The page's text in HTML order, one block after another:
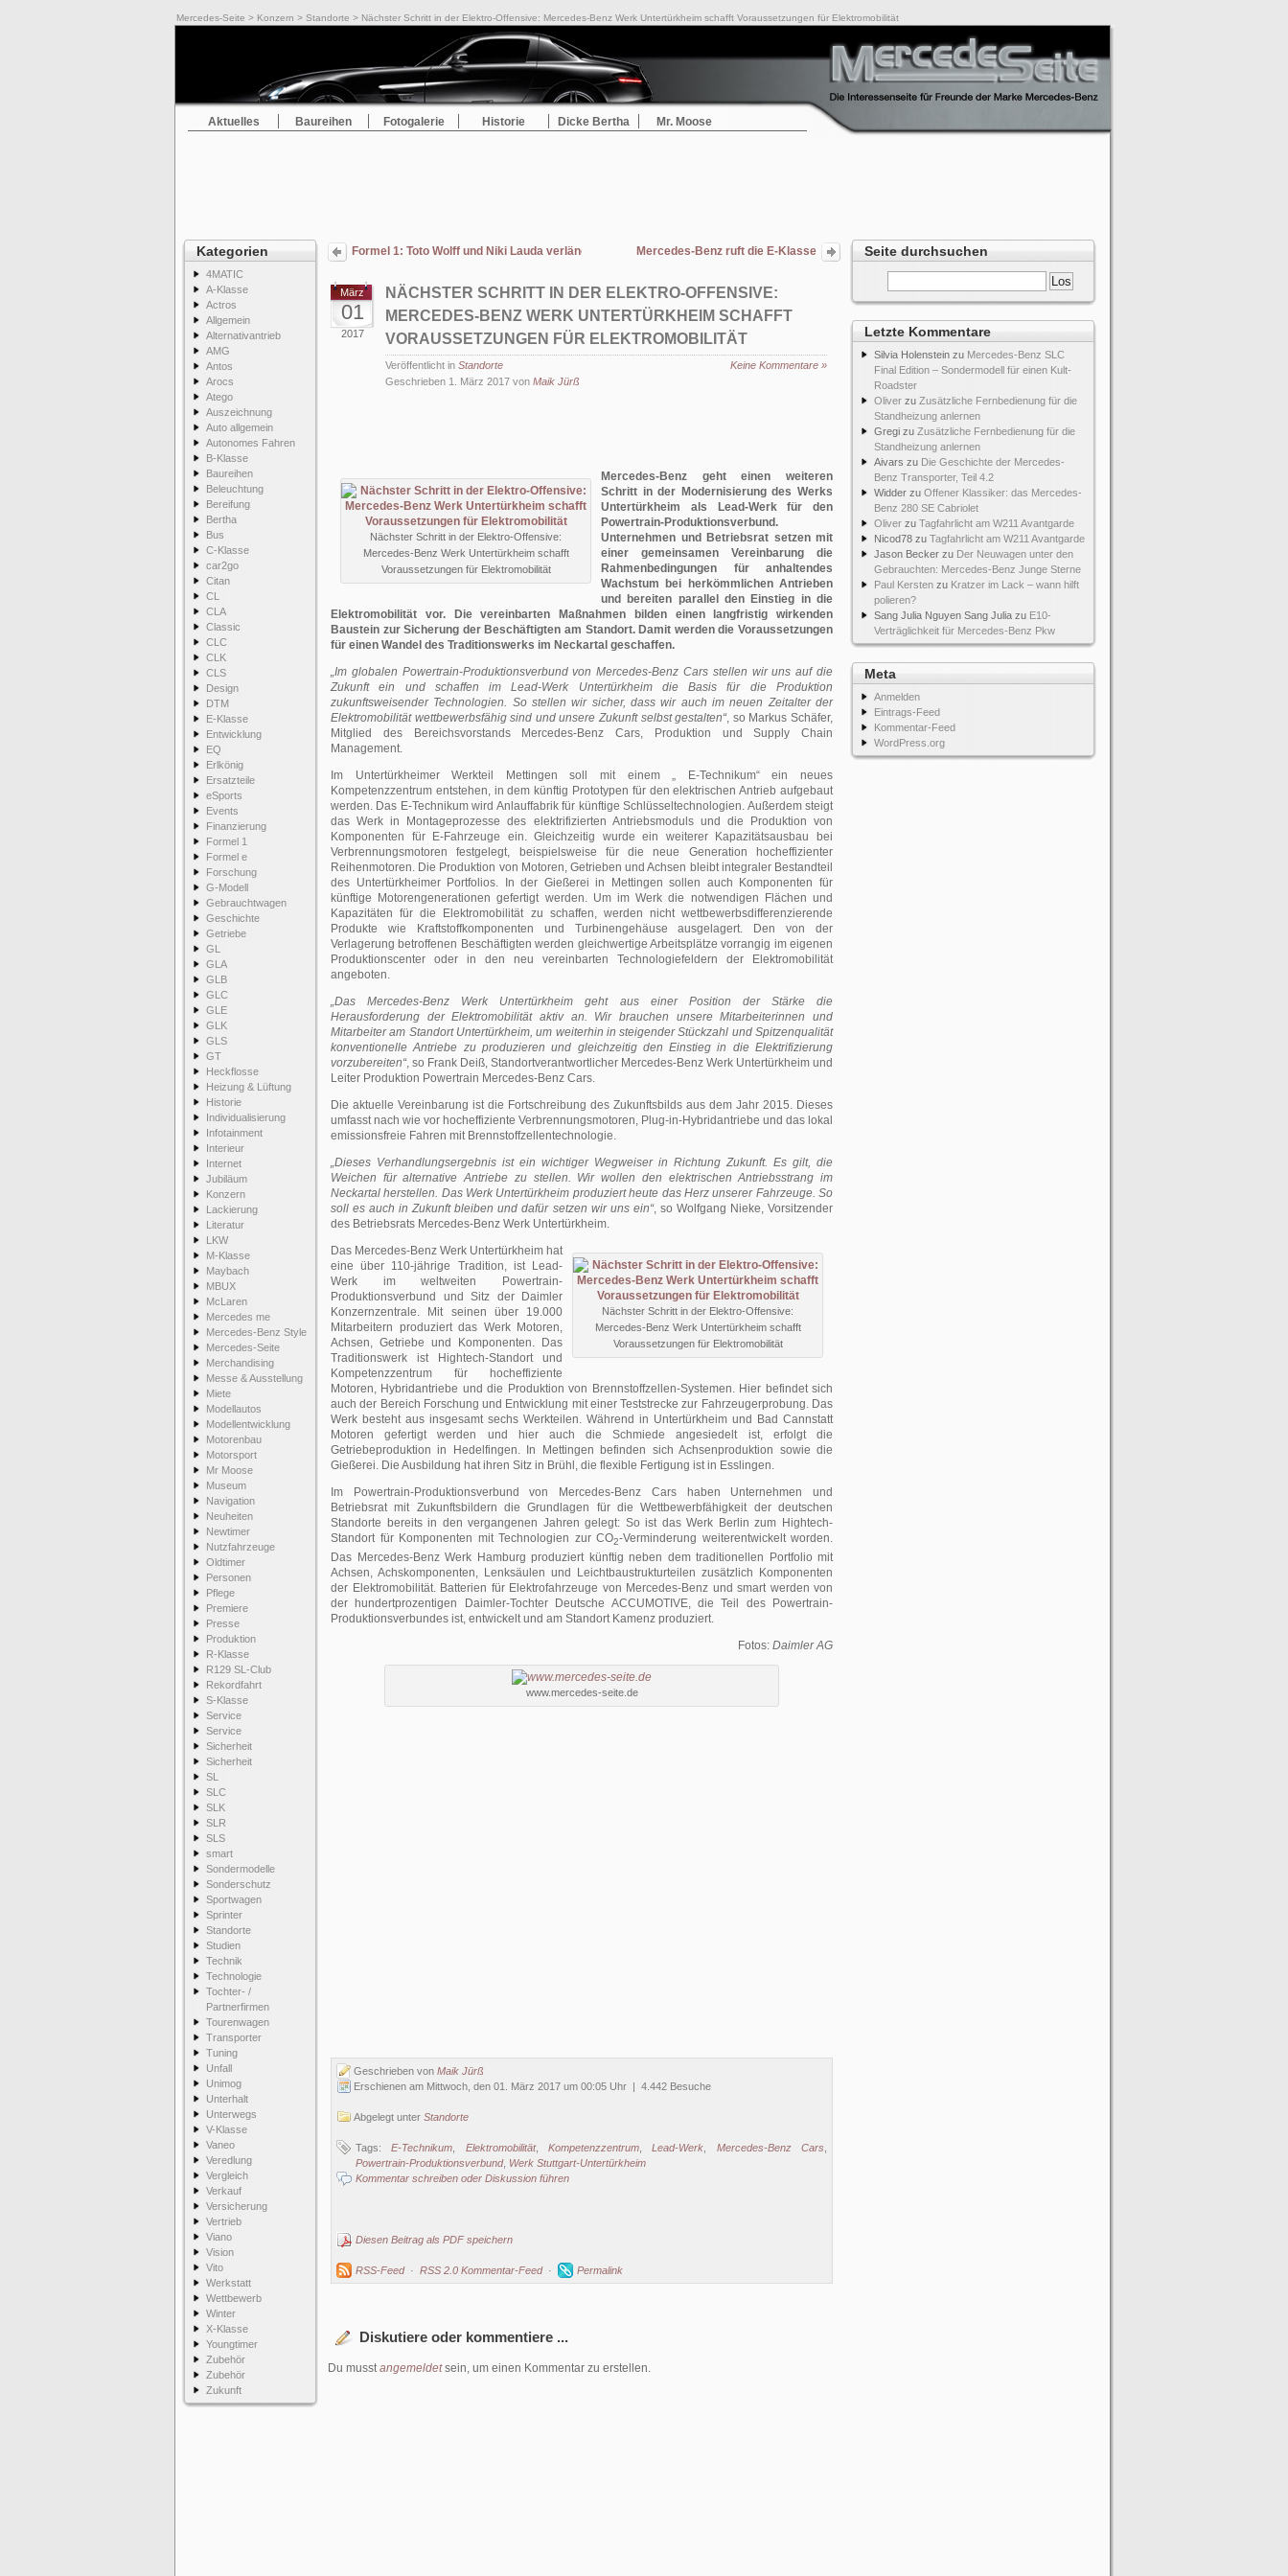
Mercedes-Seite > Konzern > Standorte > Nächster Schritt in der Elektro-Offensive: Mercedes-Benz Werk Untertürkheim schafft Voraussetzungen für Elektromobilität
Aktuelles Baureihen Fotogalerie Historie Dicke Bertha Mr. Moose
Kategorien
4MATIC
A-Klasse
Actros
Allgemein
Alternativantrieb
AMG
Antos
Arocs
Atego
Auszeichnung
Auto allgemein
Autonomes Fahren
B-Klasse
Baureihen
Beleuchtung
Bereifung
Bertha
Bus
C-Klasse
car2go
Citan
CL
CLA
Classic
CLC
CLK
CLS
Design
DTM
E-Klasse
Entwicklung
EQ
Erlkönig
Ersatzteile
eSports
Events
Finanzierung
Formel 1
Formel e
Forschung
G-Modell
Gebrauchtwagen
Geschichte
Getriebe
GL
GLA
GLB
GLC
GLE
GLK
GLS
GT
Heckflosse
Heizung & Lüftung
Historie
Individualisierung
Infotainment
Interieur
Internet
Jubiläum
Konzern
Lackierung
Literatur
LKW
M-Klasse
Maybach
MBUX
McLaren
Mercedes me
Mercedes-Benz Style
Mercedes-Seite
Merchandising
Messe & Ausstellung
Miete
Modellautos
Modellentwicklung
Motorenbau
Motorsport
Mr Moose
Museum
Navigation
Neuheiten
Newtimer
Nutzfahrzeuge
Oldtimer
Personen
Pflege
Premiere
Presse
Produktion
R-Klasse
R129 SL-Club
Rekordfahrt
S-Klasse
Service
Service
Sicherheit
Sicherheit
SL
SLC
SLK
SLR
SLS
smart
Sondermodelle
Sonderschutz
Sportwagen
Sprinter
Standorte
Studien
Technik
Technologie
Tochter- /
Partnerfirmen
Tourenwagen
Transporter
Tuning
Unfall
Unimog
Unterhalt
Unterwegs
V-Klasse
Vaneo
Veredlung
Vergleich
Verkauf
Versicherung
Vertrieb
Viano
Vision
Vito
Werkstatt
Wettbewerb
Winter
X-Klasse
Youngtimer
Zubehör
Zubehör
Zukunft
Seite durchsuchen
Letzte Kommentare
Silvia Holenstein zu Mercedes-Benz SLC
Final Edition – Sondermodell für einen Kult-
Roadster
Oliver zu Zusätzliche Fernbedienung für die
Standheizung anlernen
Gregi zu Zusätzliche Fernbedienung für die
Standheizung anlernen
Aivars zu Die Geschichte der Mercedes-
Benz Transporter, Teil 4.2
Widder zu Offener Klassiker: das Mercedes-
Benz 280 SE Cabriolet
Oliver zu Tagfahrlicht am W211 Avantgarde
Nicod78 zu Tagfahrlicht am W211 Avantgarde
Jason Becker zu Der Neuwagen unter den
Gebrauchten: Mercedes-Benz Junge Sterne
Paul Kersten zu Kratzer im Lack – wann hilft
polieren?
Sang Julia Nguyen Sang Julia zu E10-
Verträglichkeit für Mercedes-Benz Pkw
Meta
Anmelden
Eintrags-Feed
Kommentar-Feed
WordPress.org
Formel 1: Toto Wolff und Niki Lauda verlängern Verträge mit dem Weltmeister-Team bis Ende 2020
Mercedes-Benz ruft die E-Klasse
(C207) und die C-Klasse (W205/S205) in
März
01
2017
NÄCHSTER SCHRITT IN DER ELEKTRO-OFFENSIVE:
MERCEDES-BENZ WERK UNTERTÜRKHEIM SCHAFFT
VORAUSSETZUNGEN FÜR ELEKTROMOBILITÄT
Veröffentlicht in Standorte
Keine Kommentare »
Geschrieben 1. März 2017 von Maik Jürß
Nächster Schritt in der Elektro-Offensive:
Mercedes-Benz Werk Untertürkheim schafft
Voraussetzungen für Elektromobilität
Mercedes-Benz geht einen weiteren
Schritt in der Modernisierung des Werks
Untertürkheim als Lead-Werk für den
Powertrain-Produktionsverbund.
Unternehmen und Betriebsrat setzen mit
einer gemeinsamen Vereinbarung die
Rahmenbedingungen für anhaltendes
Wachstum bei herkömmlichen Antrieben
und bereiten parallel den Einstieg in die
Elektromobilität vor. Die vereinbarten Maßnahmen bilden einen langfristig wirkenden
Baustein zur Sicherung der Beschäftigten am Standort. Damit werden die Voraussetzungen
für einen Wandel des Traditionswerks im Neckartal geschaffen.
„Im globalen Powertrain-Produktionsverbund von Mercedes-Benz Cars stellen wir uns auf die
Zukunft ein und schaffen im Lead-Werk Untertürkheim die Basis für die Produktion
zukunftsweisender Technologien. So stellen wir sicher, dass wir auch im neuen Zeitalter der
Elektromobilität wettbewerbsfähig sind und unsere Zukunft selbst gestalten“, so Markus Schäfer,
Mitglied des Bereichsvorstands Mercedes-Benz Cars, Produktion und Supply Chain
Management.
Im Untertürkheimer Werkteil Mettingen soll mit einem „ E-Technikum“ ein neues
Kompetenzzentrum entstehen, in dem künftig Prototypen für den elektrischen Antrieb aufgebaut
werden. Das E-Technikum wird Anlauffabrik für künftige Schlüsseltechnologien. Außerdem steigt
das Werk in Montageprozesse des elektrifizierten Antriebsmoduls und die Produktion von
Komponenten für E-Fahrzeuge ein. Gleichzeitig wurde ein weiterer Kapazitätsausbau bei
Verbrennungsmotoren festgelegt, beispielsweise für die neue Generation hocheffizienter
Reihenmotoren. Die Produktion von Motoren, Getrieben und Achsen bleibt integraler Bestandteil
des Untertürkheimer Portfolios. In der Gießerei in Mettingen sollen auch Komponenten für
künftige Motorengenerationen gefertigt werden. Um im Werk die notwendigen Flächen und
Kapazitäten für die Elektromobilität zu schaffen, werden nicht wettbewerbsdifferenzierende
Produkte wie Kraftstoffkomponenten und Turbinengehäuse ausgelagert. Den von der
Verlagerung betroffenen Beschäftigten werden gleichwertige Arbeitsplätze vorrangig im eigenen
Produktionscenter oder in den neu vereinbarten Technologiefeldern der Elektromobilität
angeboten.
„Das Mercedes-Benz Werk Untertürkheim geht aus einer Position der Stärke die
Herausforderung der Elektromobilität aktiv an. Wir brauchen unsere Mitarbeiterinnen und
Mitarbeiter am Standort Untertürkheim, um weiterhin in steigender Stückzahl und Spitzenqualität
konventionelle Antriebe zu produzieren und gleichzeitig den Einstieg in die Elektrifizierung
vorzubereiten“, so Frank Deiß, Standortverantwortlicher Mercedes-Benz Werk Untertürkheim und
Leiter Produktion Powertrain Mercedes-Benz Cars.
Die aktuelle Vereinbarung ist die Fortschreibung des Zukunftsbilds aus dem Jahr 2015. Dieses
umfasst nach wie vor hocheffiziente Verbrennungsmotoren, Plug-in-Hybridantriebe und das lokal
emissionsfreie Fahren mit Brennstoffzellentechnologie.
„Dieses Verhandlungsergebnis ist ein wichtiger Wegweiser in Richtung Zukunft. Es gilt, die
Weichen für alternative Antriebe zu stellen. Wir wollen den elektrischen Antriebsstrang im
Neckartal herstellen. Das Werk Untertürkheim produziert heute das Herz unserer Fahrzeuge. So
soll es auch in Zukunft bleiben und dafür setzen wir uns ein“, so Wolfgang Nieke, Vorsitzender
des Betriebsrats Mercedes-Benz Werk Untertürkheim.
Nächster Schritt in der Elektro-Offensive:
Mercedes-Benz Werk Untertürkheim schafft
Voraussetzungen für Elektromobilität
Das Mercedes-Benz Werk Untertürkheim hat
eine über 110-jährige Tradition, ist Lead-
Werk im weltweiten Powertrain-
Produktionsverbund und Sitz der Daimler
Konzernzentrale. Mit seinen über 19.000
Mitarbeitern produziert das Werk Motoren,
Achsen, Getriebe und Komponenten. Das
Traditionswerk ist Hightech-Standort und
Kompetenzzentrum für hocheffiziente
Motoren, Hybridantriebe und die Produktion von Brennstoffzellen-Systemen. Hier befindet sich
auch der Bereich Forschung und Entwicklung mit einer Teststrecke zur Fahrzeugerprobung. Das
Werk besteht aus insgesamt sechs Werkteilen. Während in Untertürkheim und Bad Cannstatt
Motoren gefertigt werden und hier auch die Schmiede angesiedelt ist, erfolgt die
Getriebeproduktion in Hedelfingen. In Mettingen befinden sich Achsenproduktion sowie die
Gießerei. Die Ausbildung hat ihren Sitz in Brühl, die flexible Fertigung ist in Esslingen.
Im Powertrain-Produktionsverbund von Mercedes-Benz Cars haben Unternehmen und
Betriebsrat mit Zukunftsbildern die Grundlagen für die Wettbewerbfähigkeit der deutschen
Standorte bereits in den vergangenen Jahren gelegt: So ist das Werk Berlin zum Hightech-
Standort für Komponenten mit Technologien zur CO2-Verminderung weiterentwickelt worden.
Das Mercedes-Benz Werk Hamburg produziert künftig neben dem traditionellen Portfolio mit
Achsen, Achskomponenten, Lenksäulen und Leichtbaustrukturteilen zusätzlich Komponenten
der Elektromobilität. Batterien für Elektrofahrzeuge von Mercedes-Benz und smart werden von
der hundertprozentigen Daimler-Tochter Deutsche ACCUMOTIVE, die Teil des Powertrain-
Produktionsverbundes ist, entwickelt und am Standort Kamenz produziert.
Fotos: Daimler AG
www.mercedes-seite.de
Geschrieben von Maik Jürß
Erschienen am Mittwoch, den 01. März 2017 um 00:05 Uhr | 4.442 Besuche
Abgelegt unter Standorte
Tags:E-Technikum Elektromobilität,Kompetenzzentrum ,Lead-Werk Mercedes-Benz Cars
Powertrain-Produktionsverbund, Werk Stuttgart-Untertürkheim
Kommentar schreiben oder Diskussion führen
Diesen Beitrag als PDF speichern
RSS-Feed· RSS 2.0 Kommentar-Feed· Permalink
Diskutiere oder kommentiere ...
Du musstangemeldetsein, um einen Kommentar zu erstellen.